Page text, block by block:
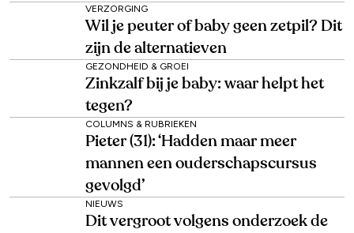
VERZORGING
Wil je peuter of baby geen zetpil? Dit
zijn de alternatieven
GEZONDHEID & GROEI
Zinkzalf bij je baby: waar helpt het
tegen?
COLUMNS & RUBRIEKEN
Pieter (31): ‘Hadden maar meer
mannen een ouderschapscursus
gevolgd’
NIEUWS
Dit vergroot volgens onderzoek de